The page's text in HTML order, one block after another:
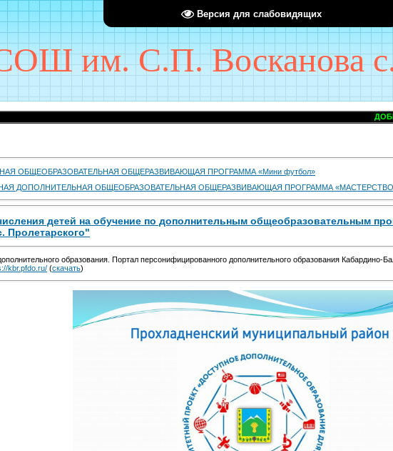
Версия для слабовидящих
им. С.П. Восканова с.
ДОБРО
ОБЩЕОБРАЗОВАТЕЛЬНАЯ ОБЩЕРАЗВИВАЮЩАЯ ПРОГРАММА «Мини футбол»
ДОПОЛНИТЕЛЬНАЯ ОБЩЕОБРАЗОВАТЕЛЬНАЯ ОБЩЕРАЗВИВАЮЩАЯ ПРОГРАММА «МАСТЕРСТВО
детей на обучение по дополнительным общеобразовательным
Пролетарского"
образования. Портал персонифицированного дополнительного образования Кабардино-
kbr.pfdo.ru/ (скачать)